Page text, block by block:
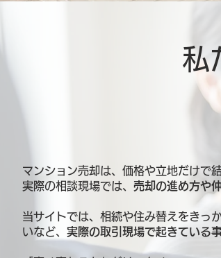
私
マンション売却は、価格や立地だけで
実際の相談現場では、 売却の進め方や
当サイトでは、相続や住み替えをきっ
いなど、 実際の取引現場で起きている事